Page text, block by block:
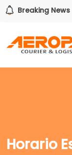
Breaking News
también tiene
Horario